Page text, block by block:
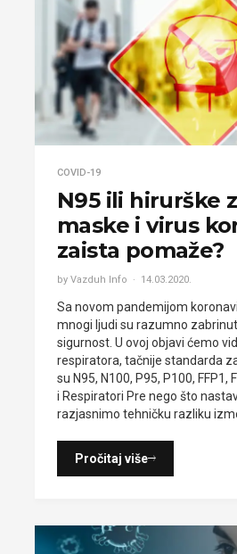
COVID-19
N95 ili hirurške
maske i virus
zaista pomaže?
by Vazduh Info 14.03.2020.
Sa novom pandemijom
mnogi ljudi su razumno
sigurnost. U ovoj objavi ćemo
respiratora, tačnije standarda
su N95, N100, P95, P100, FFP1,
i Respiratori Pre nego što
razjasnimo tehničku razliku
Pročitaj više